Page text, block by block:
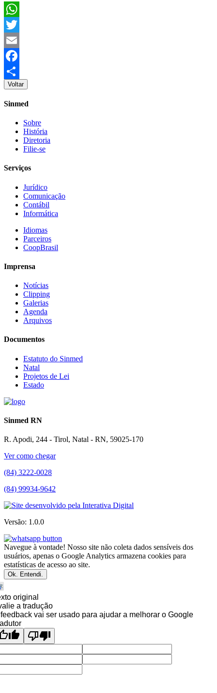
WhatsApp
Twitter
Email
Facebook
Share
Voltar
Sinmed
Sobre
História
Diretoria
Filie-se
Serviços
Jurídico
Comunicação
Contábil
Informática
Idiomas
Parceiros
CoopBrasil
Imprensa
Notícias
Clipping
Galerias
Agenda
Arquivos
Documentos
Estatuto do Sinmed
Natal
Projetos de Lei
Estado
Sinmed RN
R. Apodi, 244 - Tirol, Natal - RN, 59025-170
Ver como chegar
(84) 3222-0028
(84) 99934-9642
Versão: 1.0.0
Navegue à vontade! Nosso site não coleta dados sensíveis dos
usuários, apenas o Google Analytics armazena cookies para
estatísticas de acesso ao site.
Ok. Entendi.
original
a tradução
vai ser usado para ajudar a melhorar o Google